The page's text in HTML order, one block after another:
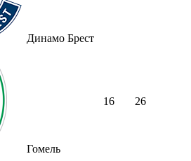
Динамо Брест
Гомель
16 26